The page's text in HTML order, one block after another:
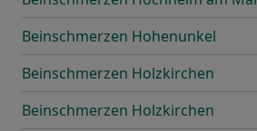
Beinschmerzen Hohenunkel
Beinschmerzen Holzkirchen
Beinschmerzen Holzkirchen